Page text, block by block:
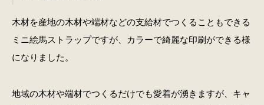
木材を産地の木材や端材などの支給材でつくることもできる
ミニ絵馬ストラップですが、カラーで綺麗な印刷ができる様
になりました。
地域の木材や端材でつくるだけでも愛着が湧きますが、キャ